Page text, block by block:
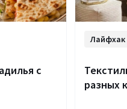
с
Лайфхак
разных